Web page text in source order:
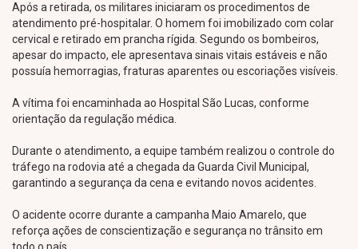
Após a retirada, os militares iniciaram os procedimentos de
atendimento pré-hospitalar. O homem foi imobilizado com colar
cervical e retirado em prancha rígida. Segundo os bombeiros,
apesar do impacto, ele apresentava sinais vitais estáveis e não
possuía hemorragias, fraturas aparentes ou escoriações visíveis.
A vítima foi encaminhada ao Hospital São Lucas, conforme
orientação da regulação médica.
Durante o atendimento, a equipe também realizou o controle do
tráfego na rodovia até a chegada da Guarda Civil Municipal,
garantindo a segurança da cena e evitando novos acidentes.
O acidente ocorre durante a campanha Maio Amarelo, que
reforça ações de conscientização e segurança no trânsito em